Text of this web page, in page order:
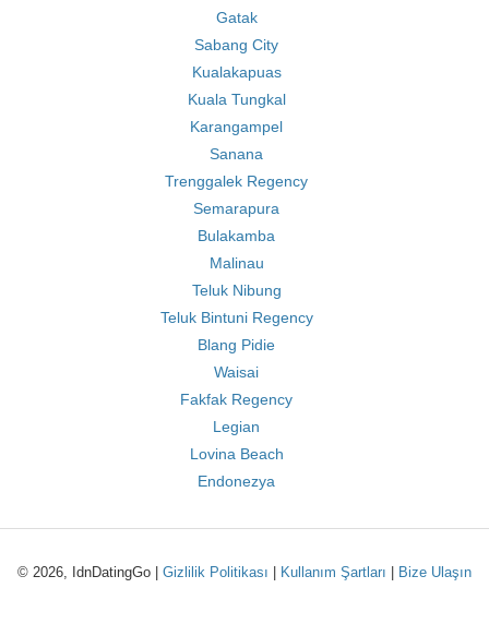
Gatak
Sabang City
Kualakapuas
Kuala Tungkal
Karangampel
Sanana
Trenggalek Regency
Semarapura
Bulakamba
Malinau
Teluk Nibung
Teluk Bintuni Regency
Blang Pidie
Waisai
Fakfak Regency
Legian
Lovina Beach
Endonezya
© 2026, IdnDatingGo | Gizlilik Politikası Kullanım Şartları Bize Ulaşın